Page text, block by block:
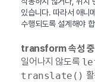
있습니다. 따라서 애니
수행되도록 설계해야
transform 속성 중
일어나지 않도록
translate()